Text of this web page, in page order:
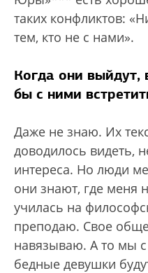
таких конфликтов:
тем, кто не с нами».
Когда они выйдут,
бы с ними
Даже не знаю. Их
доводилось видеть,
интереса. Но люди
они знают, где меня
училась на
преподаю. Свое
навязываю. А то мы
бедные девушки